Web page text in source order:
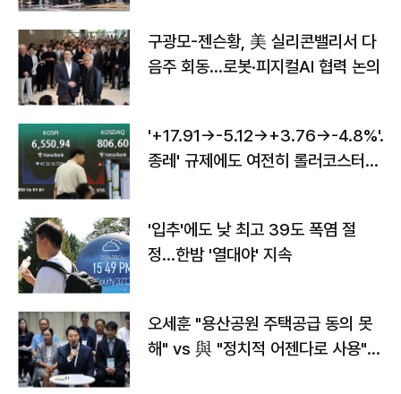
구광모-젠슨황, 美 실리콘밸리서 다
음주 회동…로봇·피지컬AI 협력 논의
'+17.91→-5.12→+3.76→-4.8%'…'
종레' 규제에도 여전히 롤러코스터
'입추'에도 낮 최고 39도 폭염 절
정…한밤 '열대야' 지속
오세훈 "용산공원 주택공급 동의 못
해" vs 與 "정치적 어젠다로 사용"